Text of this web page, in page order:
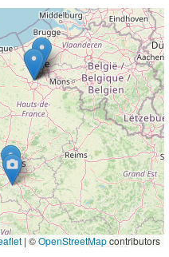
| ©OpenStreetMapcontributors